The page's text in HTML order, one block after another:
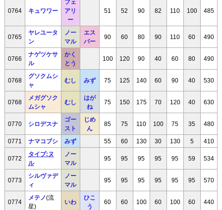
0764 キュワワー
フェ
アリ
ー
51 52 90 82 110 100 485
0765
ヤレユータ
ン
ノー
マル
エス
パー
90 60 80 90 110 60 490
0766
ナゲツケサ
ル
かく
とう
100 120 90 40 60 80 490
0768
グソクムシ
ャ
むし みず 75 125 140 60 90 40 530
0768
メガグソク
ムシャ
むし
はが
ね
75 150 175 70 120 40 630
0770 シロデスナ
ゴー
スト
じめ
ん
85 75 110 100 75 35 480
0771 ナマコブシ みず 55 60 130 30 130 5 410
0772
タイプ:ヌ
ル
ノー
マル
95 95 95 95 95 59 534
0773
シルヴァデ
ィ
ノー
マル
95 95 95 95 95 95 570
0774
メテノ(流
星)
いわ
ひこ
う
60 60 100 60 100 60 440